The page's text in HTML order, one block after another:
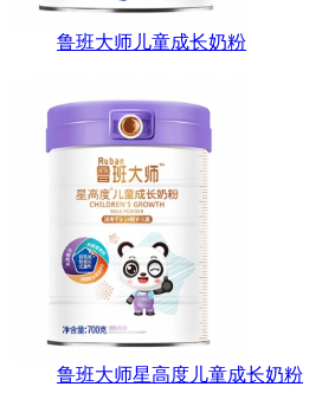
鲁班大师儿童成长奶粉
鲁班大师星高度儿童成长奶粉